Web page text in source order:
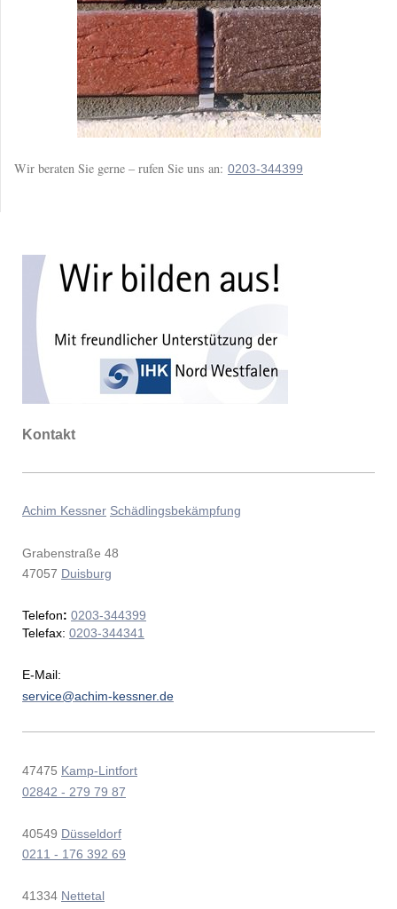
Wir beraten Sie gerne – rufen Sie uns an: 0203-344399
Kontakt
Achim Kessner Schädlingsbekämpfung
Grabenstraße 48
47057 Duisburg
Telefon: 0203-344399
Telefax: 0203-344341
E-Mail:
service@achim-kessner.de
47475 Kamp-Lintfort
02842 - 279 79 87
40549 Düsseldorf
0211 - 176 392 69
41334 Nettetal